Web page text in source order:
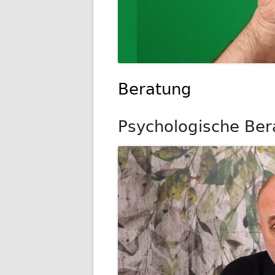
Beratung
Psychologische